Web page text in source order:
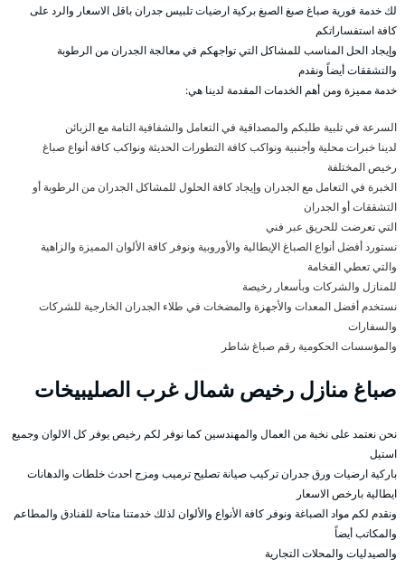
لك خدمة فورية صباغ صبغ الصبغ بركية ارضيات تلبيس جدران باقل الاسعار والرد على
كافة استفساراتكم
وإيجاد الحل المناسب للمشاكل التي تواجهكم في معالجة الجدران من الرطوبة
والتشققات أيضاً ونقدم
خدمة مميزة ومن أهم الخدمات المقدمة لدينا هي:
السرعة في تلبية طلبكم والمصداقية في التعامل والشفافية التامة مع الزبائن
لدينا خبرات محلية وأجنبية ونواكب كافة التطورات الحديثة ونواكب كافة أنواع صباغ
رخيص المختلفة
الخبرة في التعامل مع الجدران وإيجاد كافة الحلول للمشاكل الجدران من الرطوبة أو
التشققات أو الجدران
التي تعرضت للحريق عبر فني
نستورد أفضل أنواع الصباغ الإيطالية والأوروبية ونوفر كافة الألوان المميزة والزاهية
والتي تعطي الفخامة
للمنازل والشركات وبأسعار رخيصة
نستخدم أفضل المعدات والأجهزة والمضخات في طلاء الجدران الخارجية للشركات
والسفارات
والمؤسسات الحكومية رقم صباغ شاطر
صباغ منازل رخيص شمال غرب الصليبيخات
نحن نعتمد على نخبة من العمال والمهندسين كما نوفر لكم رخيص يوفر كل الالوان وجميع
استيل
باركية ارضيات ورق جدران تركيب صيانة تصليح ترميب ومزج احدث خلطات والدهانات
ايطالية بارخص الاسعار
ونقدم لكم مواد الصباغة ونوفر كافة الأنواع والألوان لذلك خدمتنا متاحة للفنادق والمطاعم
والمكاتب أيضاً
والصيدليات والمحلات التجارية